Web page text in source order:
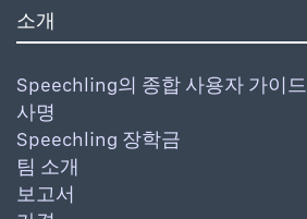
소개
Speechling의 종합 사용자 가이드
사명
Speechling 장학금
팀 소개
보고서